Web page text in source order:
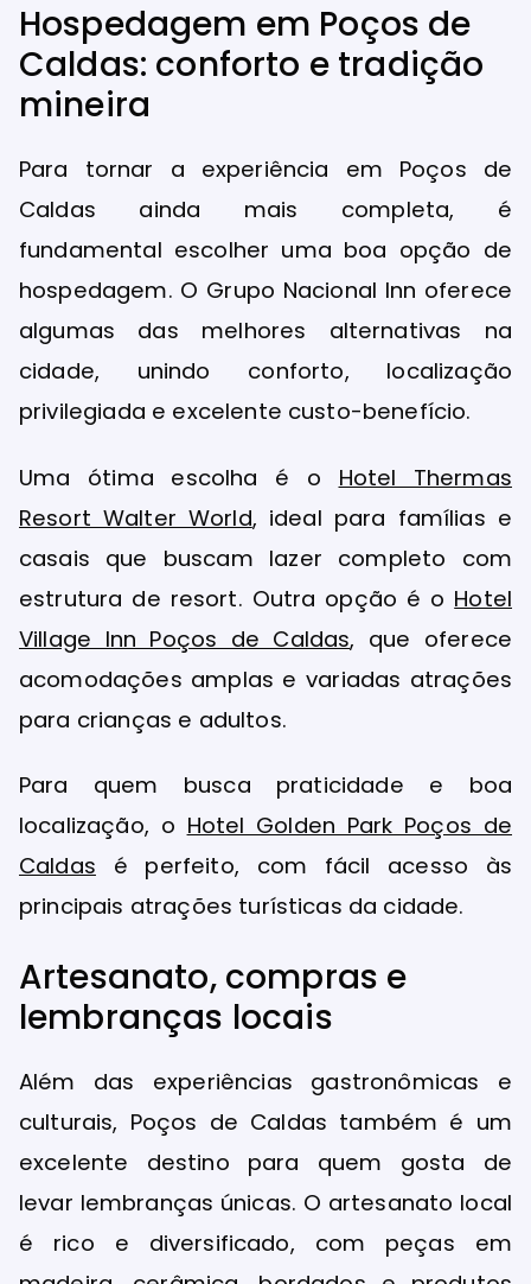
Hospedagem em Poços de
Caldas: conforto e tradição
mineira
Para tornar a experiência em Poços de
Caldas ainda mais completa, é
fundamental escolher uma boa opção de
hospedagem. O Grupo Nacional Inn oferece
algumas das melhores alternativas na
cidade, unindo conforto, localização
privilegiada e excelente custo-benefício.
Uma ótima escolha é o Hotel Thermas
Resort Walter World, ideal para famílias e
casais que buscam lazer completo com
estrutura de resort. Outra opção é o Hotel
Village Inn Poços de Caldas, que oferece
acomodações amplas e variadas atrações
para crianças e adultos.
Para quem busca praticidade e boa
localização, o Hotel Golden Park Poços de
Caldas é perfeito, com fácil acesso às
principais atrações turísticas da cidade.
Artesanato, compras e
lembranças locais
Além das experiências gastronômicas e
culturais, Poços de Caldas também é um
excelente destino para quem gosta de
levar lembranças únicas. O artesanato local
é rico e diversificado, com peças em